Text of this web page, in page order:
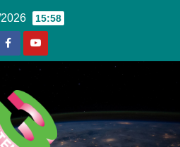
15:58